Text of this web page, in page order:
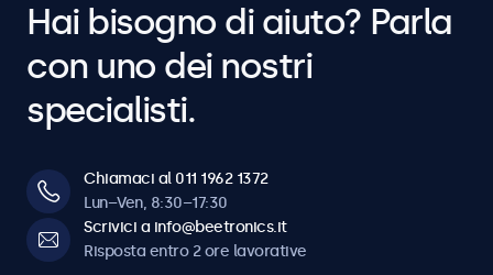
Hai bisogno di aiuto? Parla
con uno dei nostri
specialisti.
Chiamaci al 011 1962 1372
Lun–Ven, 8:30–17:30
Scrivici a info@beetronics.it
Risposta entro 2 ore lavorative